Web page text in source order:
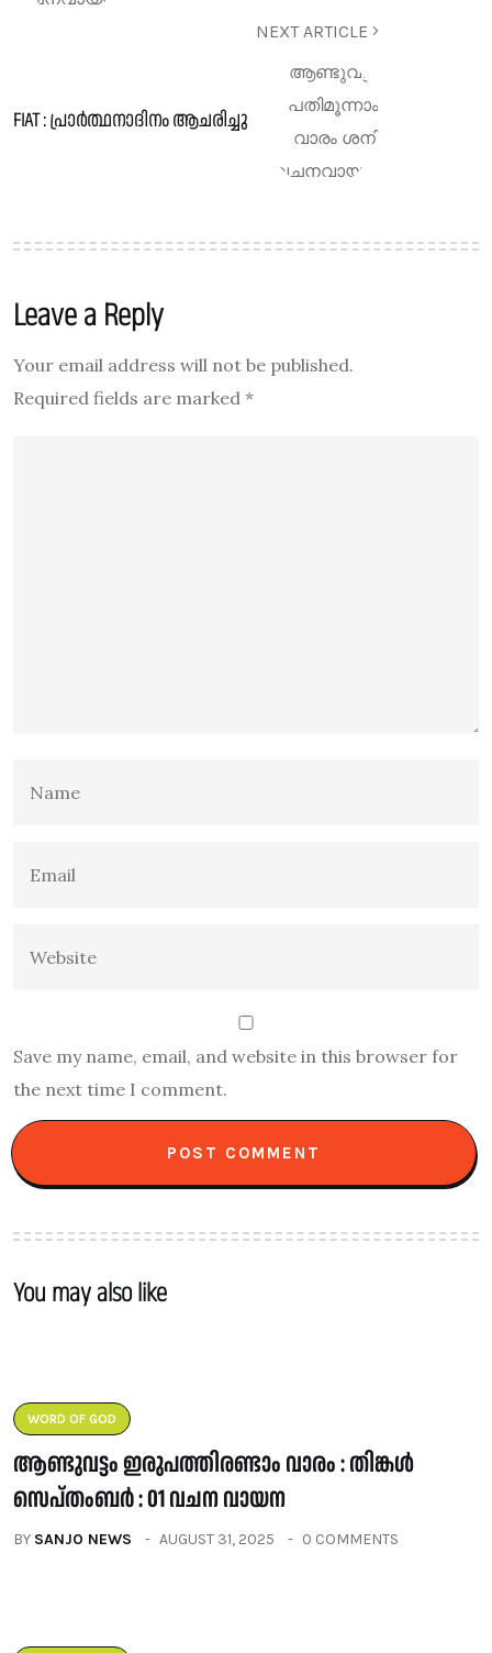
NEXT ARTICLE
FIAT : പ്രാർത്ഥനാദിനം ആചരിച്ചു
Leave a Reply
Your email address will not be published.
Required fields are marked *
Save my name, email, and website in this browser for
the next time I comment.
You may also like
WORD OF GOD
ആണ്ടുവട്ടം ഇരുപത്തിരണ്ടാം വാരം : തിങ്കൾ
സെപ്തംബർ : 01 വചന വായന
BY SANJO NEWS AUGUST 31, 2025 0 COMMENTS